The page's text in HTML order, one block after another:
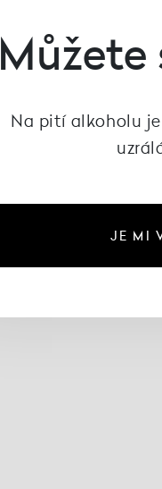
Na pití alkoholu
JE MI